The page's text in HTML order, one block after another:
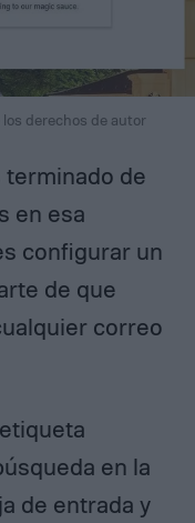
derechos de autor
terminado de
en esa
configurar un
de que
correo
en la
de entrada y